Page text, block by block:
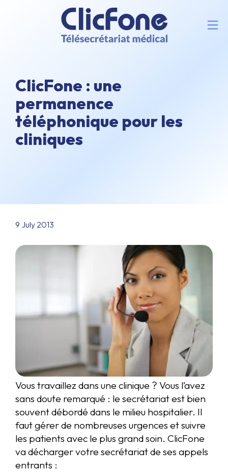
ClicFone : une
permanence
téléphonique pour les
cliniques
9 July 2013
Vous travaillez dans une clinique ? Vous l’avez
sans doute remarqué : le secrétariat est bien
souvent débordé dans le milieu hospitalier. Il
faut gérer de nombreuses urgences et suivre
les patients avec le plus grand soin. ClicFone
va décharger votre secrétariat de ses appels
entrants :